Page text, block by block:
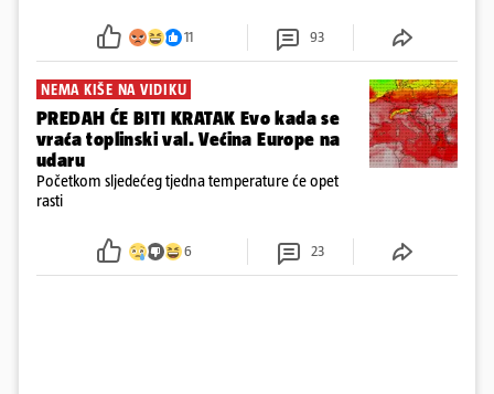
požar, rekao je vlasnik
11 93
NEMA KIŠE NA VIDIKU
PREDAH ĆE BITI KRATAK Evo kada se
vraća toplinski val. Većina Europe na
udaru
Početkom sljedećeg tjedna temperature će opet
rasti
6 23